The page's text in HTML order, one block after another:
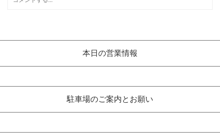
本日の営業情報
駐車場のご案内とお願い